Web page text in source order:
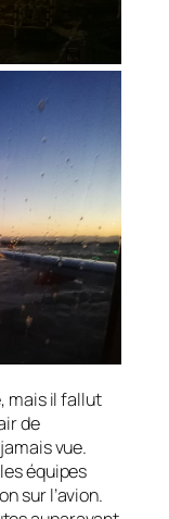
mais il fallut
de
vue.
équipes
sur l’avion.